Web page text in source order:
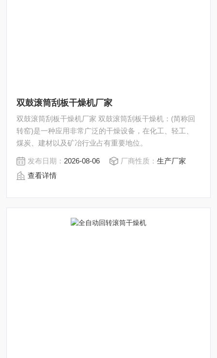
双鼓滚筒刮板干燥机厂家
双鼓滚筒刮板干燥机厂家 双鼓滚筒刮板干燥机：(简称回
转窑)是一种应用非常广泛的干燥设备，在化工、轻工、
煤炭、建材以及矿冶行业占有重要地位。
发布日期： 2026-08-06 厂商性质：生产厂家
查看详情